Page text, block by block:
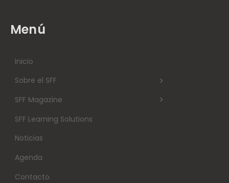
Menú
Inicio
Sobre el SFF
SFF Magazine
SFF Learning Solutions
Noticias
Agenda
Contacto